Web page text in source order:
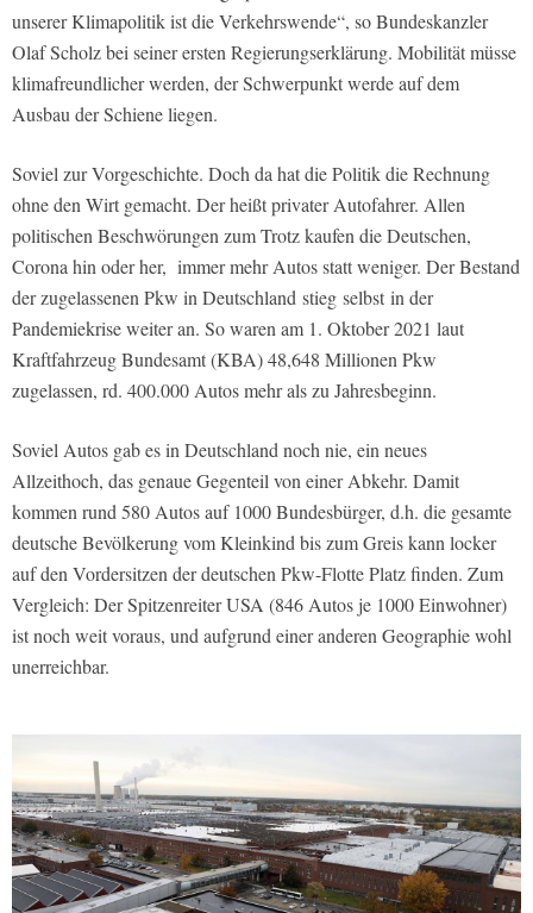
unserer Klimapolitik ist die Verkehrswende“, so Bundeskanzler
Olaf Scholz bei seiner ersten Regierungserklärung. Mobilität müsse
klimafreundlicher werden, der Schwerpunkt werde auf dem
Ausbau der Schiene liegen.
Soviel zur Vorgeschichte. Doch da hat die Politik die Rechnung
ohne den Wirt gemacht. Der heißt privater Autofahrer. Allen
politischen Beschwörungen zum Trotz kaufen die Deutschen,
Corona hin oder her, immer mehr Autos statt weniger. Der Bestand
der zugelassenen Pkw in Deutschland stieg selbst in der
Pandemiekrise weiter an. So waren am 1. Oktober 2021 laut
Kraftfahrzeug Bundesamt (KBA) 48,648 Millionen Pkw
zugelassen, rd. 400.000 Autos mehr als zu Jahresbeginn.
Soviel Autos gab es in Deutschland noch nie, ein neues
Allzeithoch, das genaue Gegenteil von einer Abkehr. Damit
kommen rund 580 Autos auf 1000 Bundesbürger, d.h. die gesamte
deutsche Bevölkerung vom Kleinkind bis zum Greis kann locker
auf den Vordersitzen der deutschen Pkw-Flotte Platz finden. Zum
Vergleich: Der Spitzenreiter USA (846 Autos je 1000 Einwohner)
ist noch weit voraus, und aufgrund einer anderen Geographie wohl
unerreichbar.